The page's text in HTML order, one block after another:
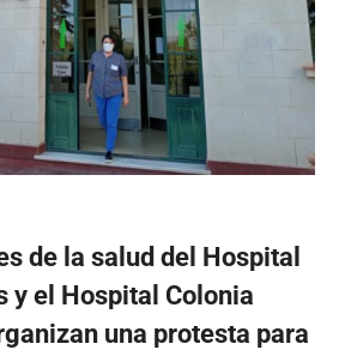
de la salud del Hospital
y el Hospital Colonia
una protesta para